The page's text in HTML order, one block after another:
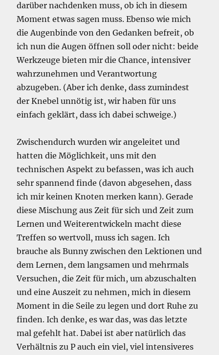
darüber nachdenken muss, ob ich in diesem
Moment etwas sagen muss. Ebenso wie mich
die Augenbinde von den Gedanken befreit, ob
ich nun die Augen öffnen soll oder nicht: beide
Werkzeuge bieten mir die Chance, intensiver
wahrzunehmen und Verantwortung
abzugeben. (Aber ich denke, dass zumindest
der Knebel unnötig ist, wir haben für uns
einfach geklärt, dass ich dabei schweige.)
Zwischendurch wurden wir angeleitet und
hatten die Möglichkeit, uns mit den
technischen Aspekt zu befassen, was ich auch
sehr spannend finde (davon abgesehen, dass
ich mir keinen Knoten merken kann). Gerade
diese Mischung aus Zeit für sich und Zeit zum
Lernen und Weiterentwickeln macht diese
Treffen so wertvoll, muss ich sagen. Ich
brauche als Bunny zwischen den Lektionen und
dem Lernen, dem langsamen und mehrmals
Versuchen, die Zeit für mich, um abzuschalten
und eine Auszeit zu nehmen, mich in diesem
Moment in die Seile zu legen und dort Ruhe zu
finden. Ich denke, es war das, was das letzte
mal gefehlt hat. Dabei ist aber natürlich das
Verhältnis zu P auch ein viel, viel intensiveres